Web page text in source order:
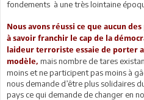
fondements à une très lointaine
Nous avons réussi ce que aucun
à savoir franchir le cap de la
laideur terroriste essaie de porter
modèle, mais nombre de tares
moins et ne participent pas moins à
nous demande d’être plus solidaires
pays ce qui demande de changer en